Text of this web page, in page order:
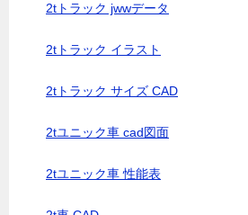
2tトラック jwwデータ
2tトラック イラスト
2tトラック サイズ CAD
2tユニック車 cad図面
2tユニック車 性能表